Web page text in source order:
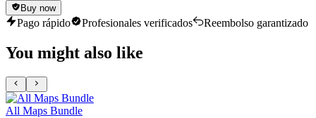
Buy now
Pago rápido Profesionales verificados Reembolso garantizado
You might also like
All Maps Bundle